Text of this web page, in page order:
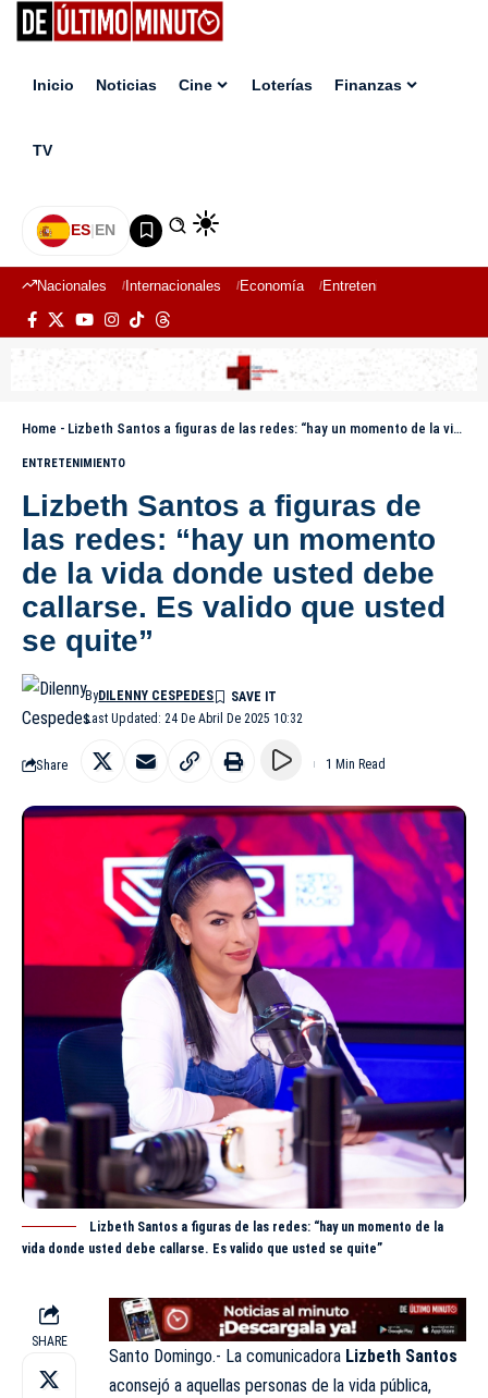
Inicio Noticias Cine Loterías Finanzas
TV
ES|EN
Nacionales Internacionales Economía Entretenimiento
Home - Lizbeth Santos a figuras de las redes: “hay un momento de la vida donde usted debe callarse. Es valido que usted se quite”
ENTRETENIMIENTO
Lizbeth Santos a figuras de
las redes: “hay un momento
de la vida donde usted debe
callarse. Es valido que usted
se quite”
Last Updated: 24 De Abril De 2025 10:32
ByDILENNY CESPEDES
Share 1 Min Read
Lizbeth Santos a figuras de las redes: “hay un momento de la
vida donde usted debe callarse. Es valido que usted se quite”
SHARE
Santo Domingo.- La comunicadora Lizbeth Santos
aconsejó a aquellas personas de la vida pública,